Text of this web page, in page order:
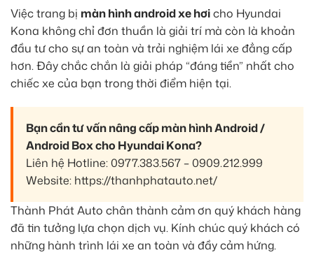
Việc trang bị màn hình android xe hơicho Hyundai
Kona không chỉ đơn thuần là giải trí mà còn là khoản
đầu tư cho sự an toàn và trải nghiệm lái xe đẳng cấp
hơn. Đây chắc chắn là giải pháp “đáng tiền” nhất cho
chiếc xe của bạn trong thời điểm hiện tại.
Bạn cần tư vấn nâng cấp màn hình Android /
Android Box cho Hyundai Kona?
Liên hệ Hotline: 0977.383.567 – 0909.212.999
Website: https://thanhphatauto.net/
Thành Phát Auto chân thành cảm ơn quý khách hàng
đã tin tưởng lựa chọn dịch vụ. Kính chúc quý khách có
những hành trình lái xe an toàn và đầy cảm hứng.